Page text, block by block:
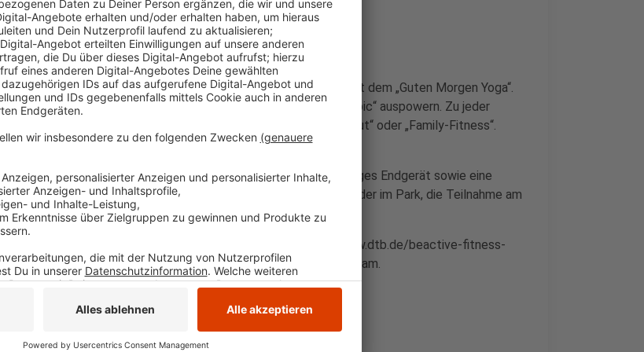
Anzeige
Begonnen wird um 9 Uhr mit einem sanften Einstieg in den Tag mit dem „Guten Morgen Yoga“.
So entspannt kann man sich dann um 9 Uhr mit „Jane Fonda Aerobic“ auspowern. Zu jeder
vollen Stunde beginnt ein neuer Kurs, zum Beispiel „Dance Workout“ oder „Family-Fitness“.
Zum Abschluss von 20 bis 21 Uhr heißt es dann „Easy Dance“.
Die Teilnahme ist kostenfrei und es wird lediglich ein internetfähiges Endgerät sowie eine
Fitness- oder Yogamatte benötigt. Egal ob zu Hause, im Garten oder im Park, die Teilnahme am
#BeActive Fitness Festival ist von überall aus möglich.
Ausführliche Infos zu den Workshops gibt es schon jetzt auf www.dtb.de/beactive-fitness-
festival/. Am Donnerstag kommt man von dort auch zum Livestream.